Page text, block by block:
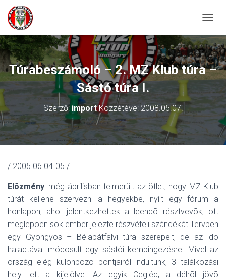
A
V
G
Á
Ö
S
Á
S
Túrabeszámoló – 2. MZ Klub túra –
Sástó túra I.
Szerző: importKözzétéve: 2008.05.07.
/ 2005.06.04-05 /
Elõzmény: még áprilisban felmerült az ötlet, hogy MZ Klub
túrát kellene szervezni a hegyekbe, nyílt egy fórum a
honlapon, ahol jelentkezhettek a leendõ résztvevõk, ott
meglepõen sok ember jelezte részvételi szándékát Tervben
egy Gyöngyös – Bélapátfalvi túra szerepelt, de az idõ
haladtával módosult egy sástói kempingezésre. Mivel az
ország elég különbözõ pontjairól indultunk, 3 találkozási
hely lett a kijelölve. Az egyik Cegléd, a délrõl jövõ